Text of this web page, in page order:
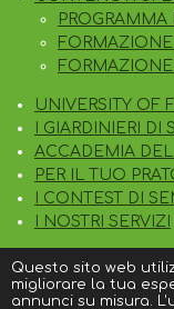
Questo sito web
migliorare la tua
annunci su misura.
FORMAZIONE
FORMAZIONE
UNIVERSITY OF
I GIARDINIERI DI
ACCADEMIA DEL
PER IL TUO
I CONTEST DI
I NOSTRI SERVIZI
© 2023 SEMPRE AL
APPASSIONATI DEL